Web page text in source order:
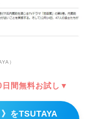
）
間無料お試し▼
をTSUTAYA